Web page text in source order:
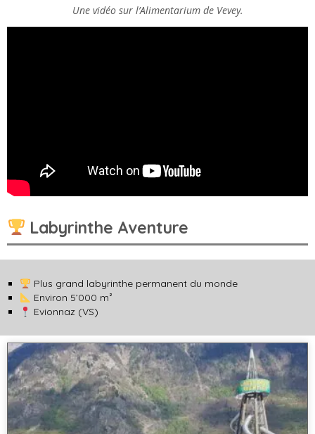
Une vidéo sur l’Alimentarium de Vevey.
Labyrinthe Aventure
Plus grand labyrinthe permanent du monde
Environ 5’000 m²
Evionnaz (VS)